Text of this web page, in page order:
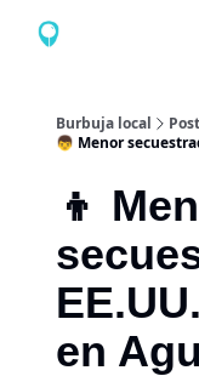
Burbuja local
👦 Menor
👦
en